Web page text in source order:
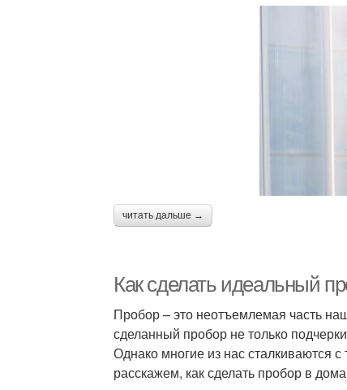
читать дальше →
Как сделать идеальный
Пробор – это неотъемлемая часть
сделанный пробор не только
Однако многие из нас сталкиваются
расскажем, как сделать пробор в